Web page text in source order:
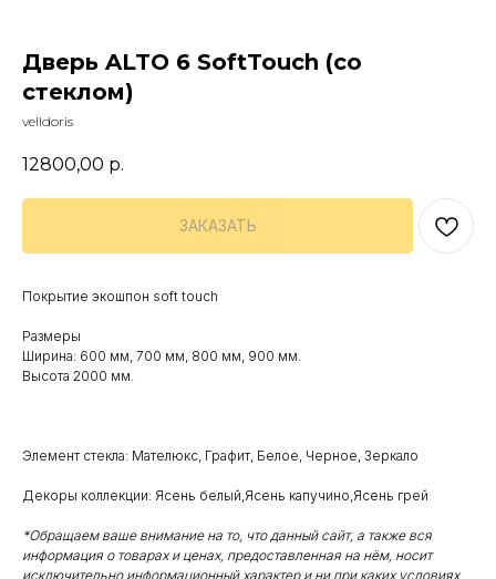
Дверь ALTO 6 SoftTouch (со
стеклом)
velldoris
12800,00 р.
ЗАКАЗАТЬ
Покрытие экошпон soft touch
Размеры
Ширина: 600 мм, 700 мм, 800 мм, 900 мм.
Высота 2000 мм.
Элемент стекла: Мателюкс, Графит, Белое, Черное, Зеркало
Декоры коллекции: Ясень белый,Ясень капучино,Ясень грей
*Обращаем ваше внимание на то, что данный сайт, а также вся
информация о товарах и ценах, предоставленная на нём, носит
исключительно информационный характер и ни при каких условиях